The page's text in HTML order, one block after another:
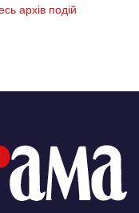
архів подій